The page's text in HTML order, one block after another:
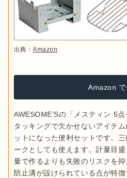
出典：Amazon
Amazon で
AWESOME’Sの「メスティン 5
タッキングで欠かせないアイテ
ットになった便利セットです。
ークとしても使えます。計量目
量で作るよりも失敗のリスクを
防止溝が設けられている点が特